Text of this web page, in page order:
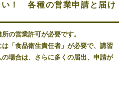
い！ 各種の営業申請と届け
の営業許可が必要です。
「食品衛生責任者」が必要で、講習
場合は、さらに多くの届出、申請が